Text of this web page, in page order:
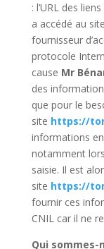
: l’URL des
a accédé au site
fournisseur
protocole
cause Mr
des
que pour le
site https://
informations
notamment
saisie. Il est
site https://
fournir ces
CNIL car il ne
Qui sommes-